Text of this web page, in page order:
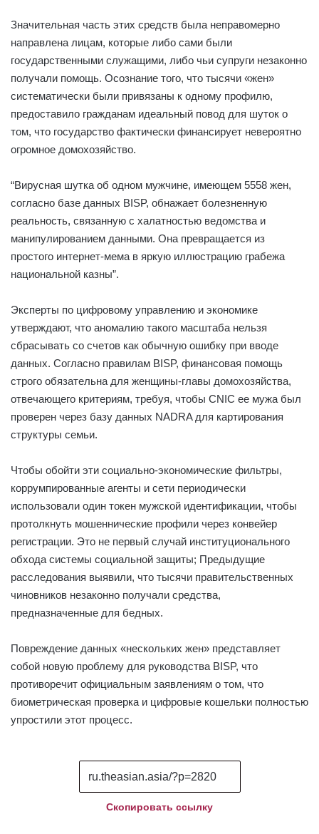
Значительная часть этих средств была неправомерно
направлена ​​лицам, которые либо сами были
государственными служащими, либо чьи супруги незаконно
получали помощь. Осознание того, что тысячи «жен»
систематически были привязаны к одному профилю,
предоставило гражданам идеальный повод для шуток о
том, что государство фактически финансирует невероятно
огромное домохозяйство.
“Вирусная шутка об одном мужчине, имеющем 5558 жен,
согласно базе данных BISP, обнажает болезненную
реальность, связанную с халатностью ведомства и
манипулированием данными. Она превращается из
простого интернет-мема в яркую иллюстрацию грабежа
национальной казны”.
Эксперты по цифровому управлению и экономике
утверждают, что аномалию такого масштаба нельзя
сбрасывать со счетов как обычную ошибку при вводе
данных. Согласно правилам BISP, финансовая помощь
строго обязательна для женщины-главы домохозяйства,
отвечающего критериям, требуя, чтобы CNIC ее мужа был
проверен через базу данных NADRA для картирования
структуры семьи.
Чтобы обойти эти социально-экономические фильтры,
коррумпированные агенты и сети периодически
использовали один токен мужской идентификации, чтобы
протолкнуть мошеннические профили через конвейер
регистрации. Это не первый случай институционального
обхода системы социальной защиты; Предыдущие
расследования выявили, что тысячи правительственных
чиновников незаконно получали средства,
предназначенные для бедных.
Повреждение данных «нескольких жен» представляет
собой новую проблему для руководства BISP, что
противоречит официальным заявлениям о том, что
биометрическая проверка и цифровые кошельки полностью
упростили этот процесс.
Скопировать ссылку